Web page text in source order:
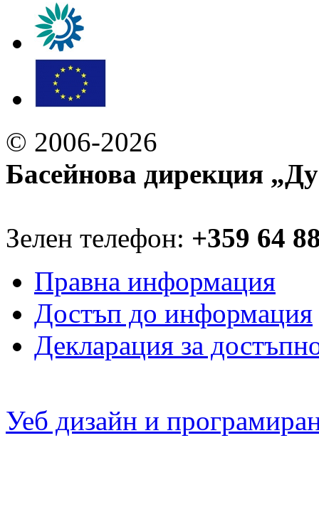
© 2006-2026
Басейнова дирекция
Зелен телефон: +359 64
Правна информация
Достъп до информация
Декларация за
Уеб дизайн и